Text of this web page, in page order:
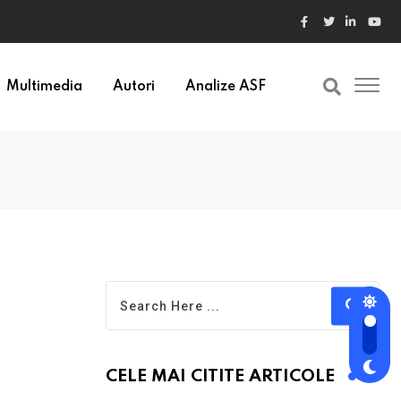
din Bulgaria au valori cu 30% mai mari
Multimedia Autori Analize ASF
CELE MAI CITITE ARTICOLE